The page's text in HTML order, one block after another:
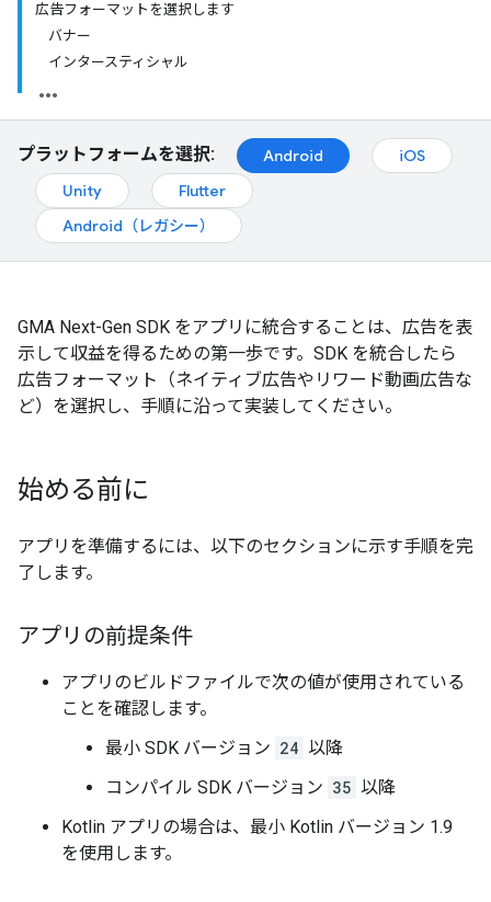
広告フォーマットを選択します
バナー
インタースティシャル
プラットフォームを選択: Android
iOS
Unity
Flutter
Android（レガシー）
GMA Next-Gen SDK をアプリに統合することは、広告を表
示して収益を得るための第一歩です。SDK を統合したら
広告フォーマット（ネイティブ広告やリワード動画広告な
ど）を選択し、手順に沿って実装してください。
始める前に
アプリを準備するには、以下のセクションに示す手順を完
了します。
アプリの前提条件
アプリのビルドファイルで次の値が使用されている
ことを確認します。
最小 SDK バージョン 24 以降
コンパイル SDK バージョン 35 以降
Kotlin アプリの場合は、最小 Kotlin バージョン 1.9
を使用します。